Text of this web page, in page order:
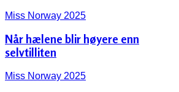
Miss Norway 2025
Når hælene blir høyere enn
selvtilliten
Miss Norway 2025